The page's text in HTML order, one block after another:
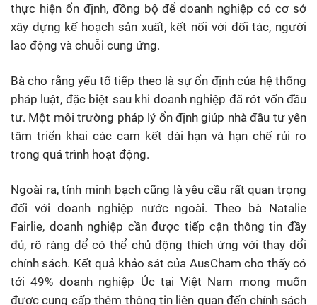
thực hiện ổn định, đồng bộ để doanh nghiệp có cơ sở
xây dựng kế hoạch sản xuất, kết nối với đối tác, người
lao động và chuỗi cung ứng.
Bà cho rằng yếu tố tiếp theo là sự ổn định của hệ thống
pháp luật, đặc biệt sau khi doanh nghiệp đã rót vốn đầu
tư. Một môi trường pháp lý ổn định giúp nhà đầu tư yên
tâm triển khai các cam kết dài hạn và hạn chế rủi ro
trong quá trình hoạt động.
Ngoài ra, tính minh bạch cũng là yêu cầu rất quan trọng
đối với doanh nghiệp nước ngoài. Theo bà Natalie
Fairlie, doanh nghiệp cần được tiếp cận thông tin đầy
đủ, rõ ràng để có thể chủ động thích ứng với thay đổi
chính sách. Kết quả khảo sát của AusCham cho thấy có
tới 49% doanh nghiệp Úc tại Việt Nam mong muốn
được cung cấp thêm thông tin liên quan đến chính sách